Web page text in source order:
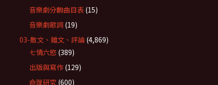
音樂劇分齣曲目表 (15)
音樂劇歌詞 (19)
03-散文、雜文、評論 (4,869)
七情六慾 (389)
出版與寫作 (129)
命理研究 (600)